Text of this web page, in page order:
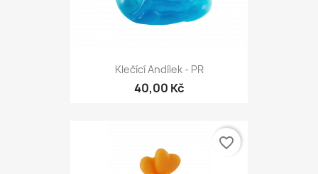
Klečící Andílek - PR
40,00 Kč
favorite_border